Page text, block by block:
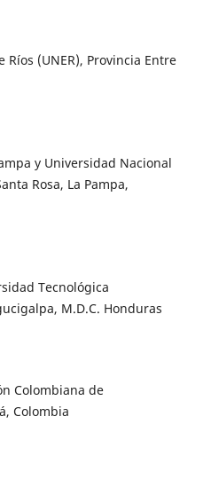
(UNER), Provincia Entre
y Universidad Nacional
Rosa, La Pampa,
Tecnológica
M.D.C. Honduras
Colombiana de
Colombia